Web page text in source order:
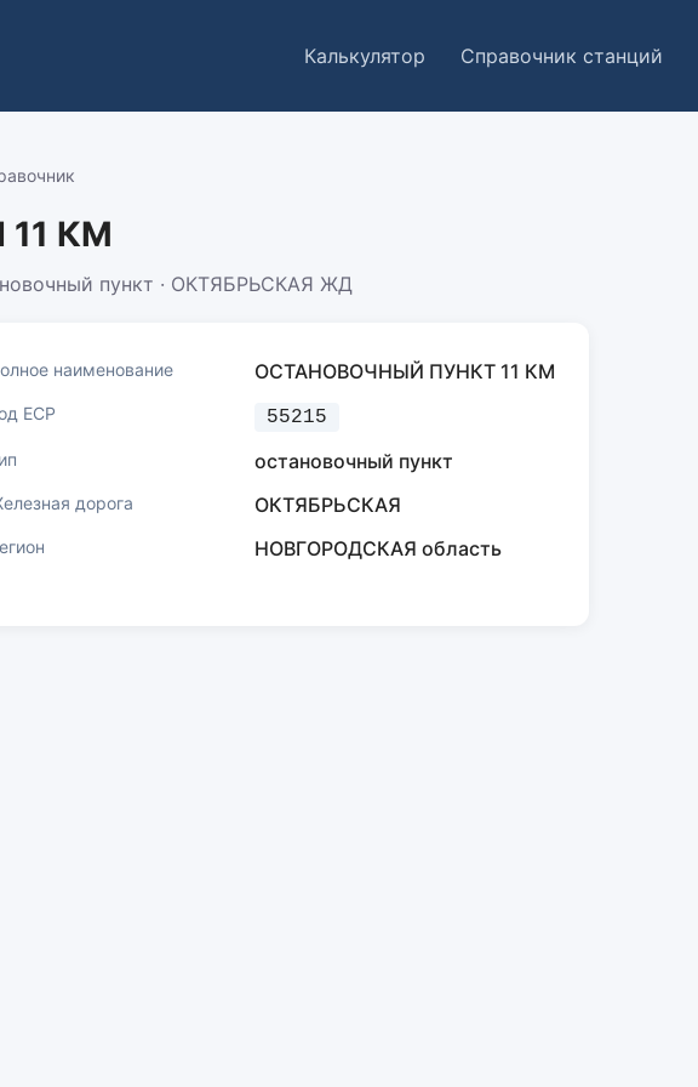
Калькулятор Справочник станций
11 КМ
пункт · ОКТЯБРЬСКАЯ ЖД
наименование ОСТАНОВОЧНЫЙ ПУНКТ 11 КМ
ЕСР 55215
остановочный пункт
дорога ОКТЯБРЬСКАЯ
НОВГОРОДСКАЯ область